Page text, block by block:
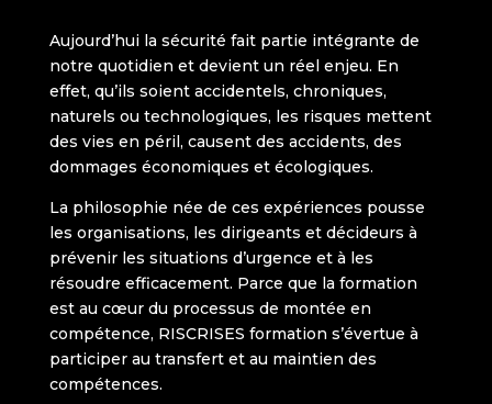
Aujourd’hui la sécurité fait partie intégrante de
notre quotidien et devient un réel enjeu. En
effet, qu’ils soient accidentels, chroniques,
naturels ou technologiques, les risques mettent
des vies en péril, causent des accidents, des
dommages économiques et écologiques.
La philosophie née de ces expériences pousse
les organisations, les dirigeants et décideurs à
prévenir les situations d’urgence et à les
résoudre efficacement. Parce que la formation
est au cœur du processus de montée en
compétence, RISCRISES formation s’évertue à
participer au transfert et au maintien des
compétences.